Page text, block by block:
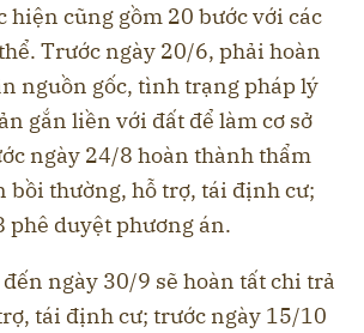
cũng gồm 20 bước với các
Trước ngày 20/6, phải hoàn
nguồn gốc, tình trạng pháp lý
gắn liền với đất để làm cơ sở
ngày 24/8 hoàn thành thẩm
bồi thường, hỗ trợ, tái định cư;
phê duyệt phương án.
ngày 30/9 sẽ hoàn tất chi trả
tái định cư; trước ngày 15/10